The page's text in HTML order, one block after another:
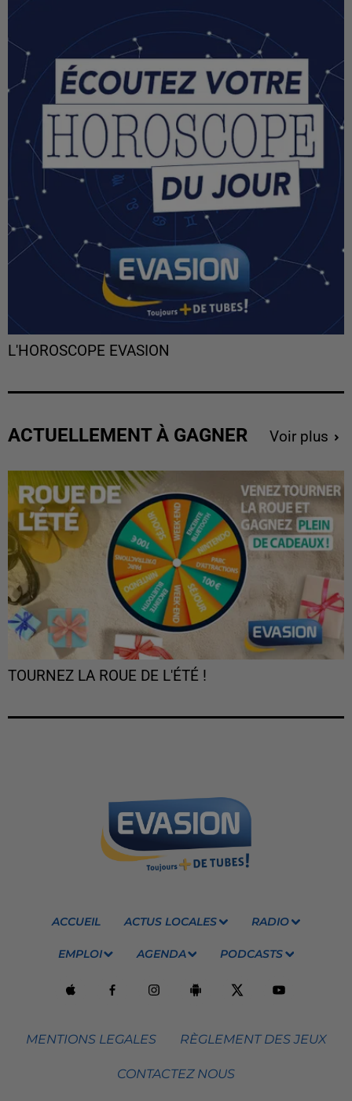
L'HOROSCOPE EVASION
ACTUELLEMENT À GAGNER Voir plus
TOURNEZ LA ROUE DE L'ÉTÉ !
ACCUEIL ACTUS LOCALES RADIO
EMPLOI AGENDA PODCASTS
MENTIONS LEGALES RÈGLEMENT DES JEUX
CONTACTEZ NOUS